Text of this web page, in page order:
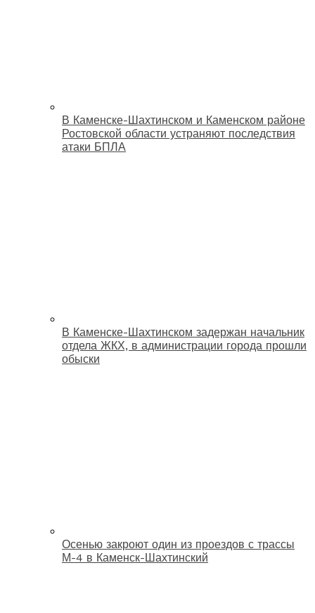
В Каменске-Шахтинском и Каменском районе
Ростовской области устраняют последствия
атаки БПЛА
В Каменске-Шахтинском задержан начальник
отдела ЖКХ, в администрации города прошли
обыски
Осенью закроют один из проездов с трассы
М-4 в Каменск-Шахтинский